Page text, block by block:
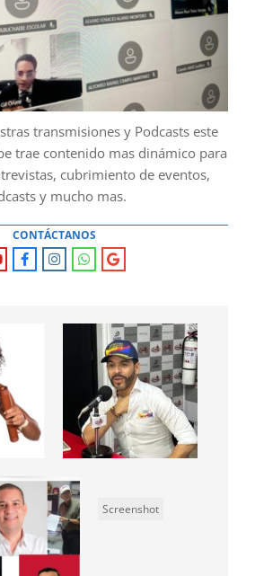
transmisiones y Podcasts este
trae contenido mas dinámico para
cubrimiento de eventos,
y mucho mas.
CONTÁCTANOS
Screenshot